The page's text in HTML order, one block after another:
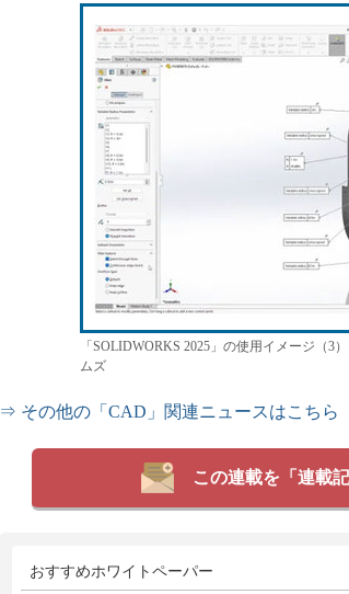
「SOLIDWORKS 2025」の使用イメージ（3
ムズ
⇒ その他の「CAD」関連ニュースはこちら
この連載を「連載
おすすめホワイトペーパー